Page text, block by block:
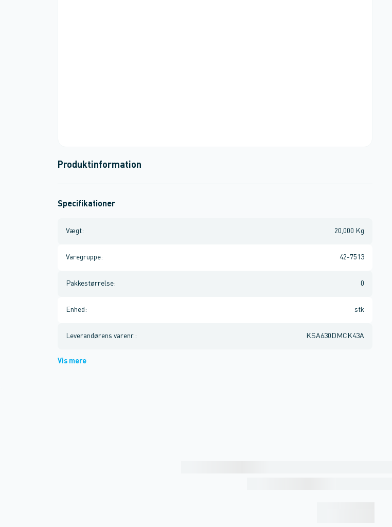
Produktinformation
Specifikationer
Vægt: 20,000 Kg
Varegruppe: 42-7513
Pakkestørrelse: 0
Enhed : stk
Leverandørens varenr. : KSA630DMCK43A
Vis mere